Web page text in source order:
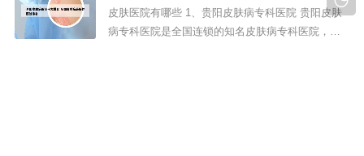
便宜，提前预防，一个春季都不会张。 治疗二：可
以及时涂一些凡士林。3、使用抗真菌药物：大部分
的医院排名
皮肤医院有哪些 1、贵阳皮肤病专科医院 贵阳皮肤
病专科医院是全国连锁的知名皮肤病专科医院，我